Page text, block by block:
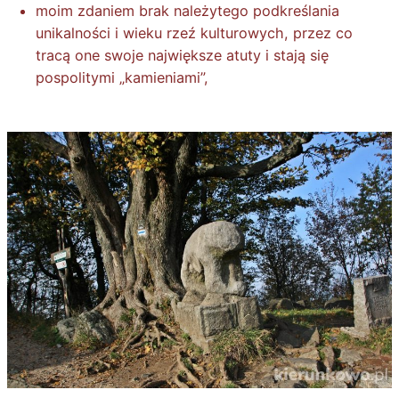
moim zdaniem brak należytego podkreślania
unikalności i wieku rzeź kulturowych, przez co
tracą one swoje największe atuty i stają się
pospolitymi „kamieniami”,